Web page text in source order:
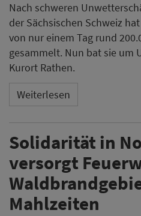
Nach schweren
der Sächsischen Schweiz
von nur einem Tag rund
gesammelt. Nun bat sie um
Kurort Rathen.
Weiterlesen
Solidarität in
versorgt
Mahlzeiten